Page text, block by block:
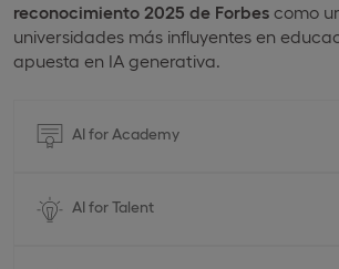
reconocimiento 2025 de Forbes como
universidades más influyentes en
apuesta en IA generativa.
AI for Academy
AI for Talent